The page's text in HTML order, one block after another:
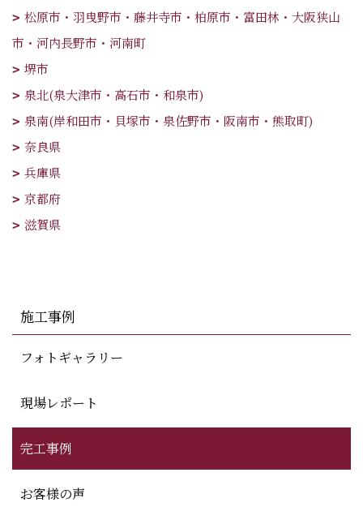
松原市・羽曳野市・藤井寺市・柏原市・富田林・大阪狭山
市・河内長野市・河南町
堺市
泉北(泉大津市・高石市・和泉市)
泉南(岸和田市・貝塚市・泉佐野市・阪南市・熊取町)
奈良県
兵庫県
京都府
滋賀県
施工事例
フォトギャラリー
現場レポート
完工事例
お客様の声